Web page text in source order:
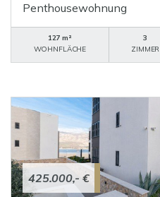
Penthousewohnung
127 m²
WOHNFLÄCHE
3
ZIMMER
425.000,- €